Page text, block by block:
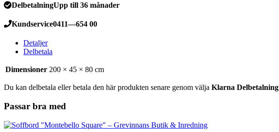
DelbetalningUpp till 36 månader
Kundservice0411—654 00
Detaljer
Delbetala
Dimensioner 200 × 45 × 80 cm
Du kan delbetala eller betala den här produkten senare genom välja Klarna Delbetalning
Passar bra med